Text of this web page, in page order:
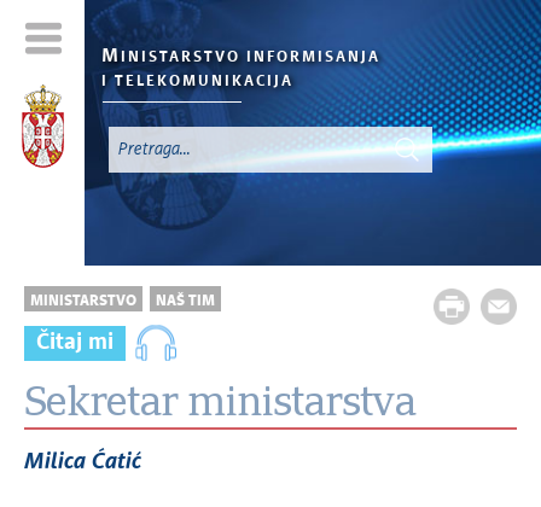
M INISTARSTVO INFORMISANJA
I TELEKOMUNIKACIJA
MINISTARSTVO NAŠ TIM
Čitaj mi
Sekretar ministarstva
Milica Ćatić